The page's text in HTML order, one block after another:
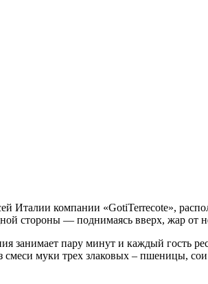
Италии компании «GotiTerrecote»,
стороны — поднимаясь вверх, жар от
занимает пару минут и каждый гость
смеси муки трех злаковых – пшеницы,